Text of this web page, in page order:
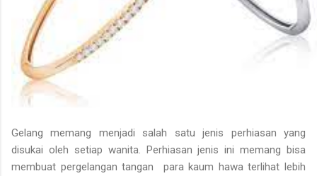
Gelang memang menjadi salah satu jenis perhiasan yang
disukai oleh setiap wanita. Perhiasan jenis ini memang bisa
membuat pergelangan tangan para kaum hawa terlihat lebih